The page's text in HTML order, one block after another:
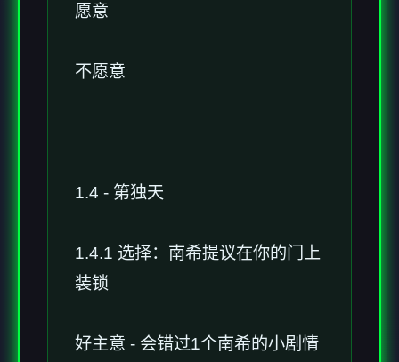
愿意
不愿意
1.4 - 第独天
1.4.1 选择：南希提议在你的门上
装锁
好主意 - 会错过1个南希的小剧情